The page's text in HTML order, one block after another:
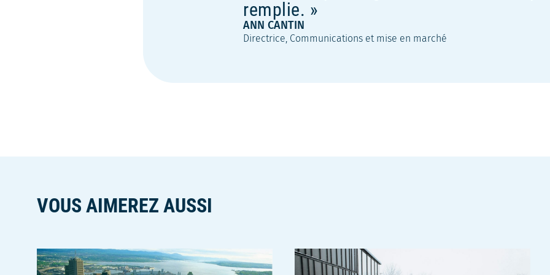
remplie.
ANN CANTIN
Directrice, Communications et mise en marché
VOUS AIMEREZ AUSSI